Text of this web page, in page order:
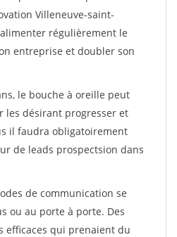
Villeneuve-saint-
régulièrement le
entreprise et doubler son
le bouche à oreille peut
les désirant progresser et
il faudra obligatoirement
de leads prospectsion dans
de communication se
ou au porte à porte. Des
efficaces qui prenaient du